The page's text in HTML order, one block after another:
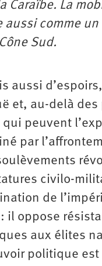
Caraïbe. La
comme un
Sud.
aussi
et, au-delà
peuvent
par
civilo-
de
il oppose
aux élites
politique